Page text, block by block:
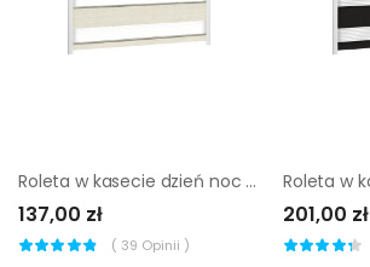
Roleta w kasecie dzień noc Naturale marmur 46.5 x 220 cm lewa
137,00 zł
( 39 Opinii )
201,00 zł